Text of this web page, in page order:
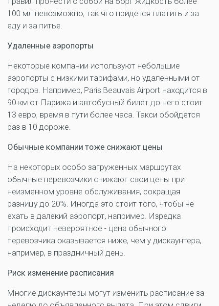
100 мл невозможно, так что придется платить и за
еду и за питье.
Удаленные аэропорты
Некоторые компании используют небольшие
аэропорты с низкими тарифами, но удаленными от
городов. Например, Paris Beauvais Airport находится в
90 км от Парижа и автобусный билет до него стоит
13 евро, время в пути более часа. Такси обойдется
раз в 10 дороже.
Обычные компании тоже снижают цены
На некоторых особо загруженных маршрутах
обычные перевозчики снижают свои цены при
неизменном уровне обслуживания, сокращая
разницу до 20%. Иногда это стоит того, чтобы не
ехать в далекий аэропорт, например. Изредка
происходит невероятное - цена обычного
перевозчика оказывается ниже, чем у дискаунтера,
например, в праздничный день.
Риск изменение расписания
Многие дискаунтеры могут изменить расписание за